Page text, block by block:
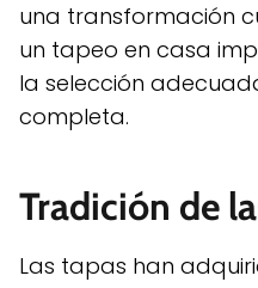
una transformación
un tapeo en casa
la selección
completa.
Tradición de
Las tapas han